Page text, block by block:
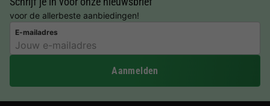
voor de allerbeste aanbiedingen!
E-mailadres
Aanmelden